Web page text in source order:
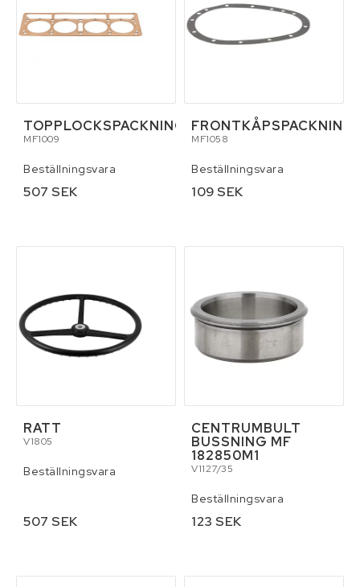
TOPPLOCKSPACKNING
MF1009
Beställningsvara
507 SEK
FRONTKÅPSPACKNING
MF1058
Beställningsvara
109 SEK
RATT
V1805
Beställningsvara
507 SEK
CENTRUMBULT
BUSSNING MF
182850M1
V1127/35
Beställningsvara
123 SEK